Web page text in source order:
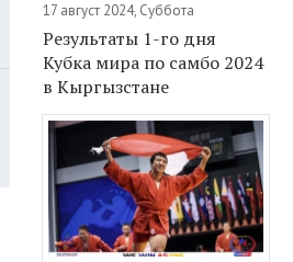
17 август 2024, Суббота
Результаты 1-го дня
Кубка мира по самбо 2024
в Кыргызстане